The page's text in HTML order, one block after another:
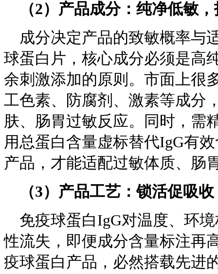
（2）产品成分：纯净低敏
成分决定产品的致敏概率与
球蛋白片，核心成分必须是高
余刺激添加的原则。市面上很
工色素、防腐剂、激素等成分
肤、肠胃过敏反应。同时，需
用总蛋白含量虚标替代IgG有
产品，才能适配过敏体质、肠
（3）产品工艺：锁活促吸
免疫球蛋白IgG对温度、环
性流失，即便成分含量标注再
疫球蛋白产品，必然搭载先进